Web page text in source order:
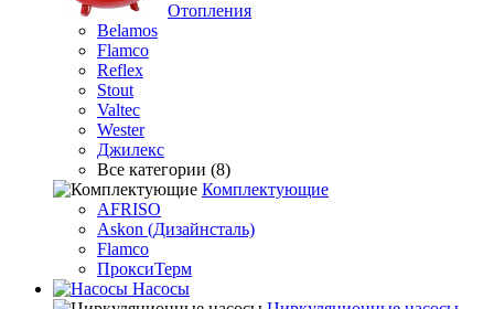
Отопления
Belamos
Flamco
Reflex
Stout
Valtec
Wester
Джилекс
Все категории (8)
Комплектующие
AFRISO
Askon (Дизайнсталь)
Flamco
ПроксиТерм
Насосы